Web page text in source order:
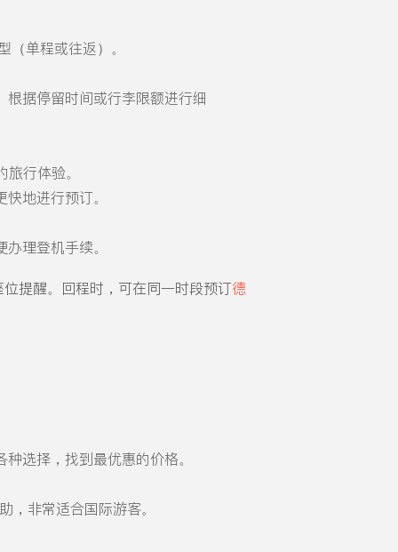
（单程或往返）。
据停留时间或行李限额进行细
行体验。
地进行预订。
理登机手续。
提醒。回程时，可在同一时段预订德
选择，找到最优惠的价格。
，非常适合国际游客。